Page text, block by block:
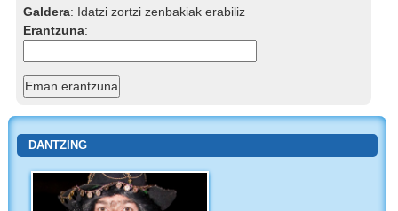
Galdera: Idatzi zortzi zenbakiak erabiliz
Erantzuna:
DANTZING